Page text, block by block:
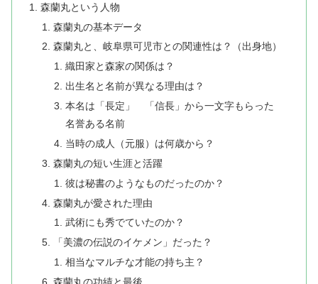
森蘭丸という人物
森蘭丸の基本データ
森蘭丸と、岐阜県可児市との関連性は？（出身地）
織田家と森家の関係は？
出生名と名前が異なる理由は？
本名は「長定」 「信長」から一文字もらった
名誉ある名前
当時の成人（元服）は何歳から？
森蘭丸の短い生涯と活躍
​彼は秘書のようなものだったのか？
​森蘭丸が愛された理由
武術にも秀でていたのか？
​「美濃の伝説のイケメン」だった？
​相当なマルチな才能の持ち主？